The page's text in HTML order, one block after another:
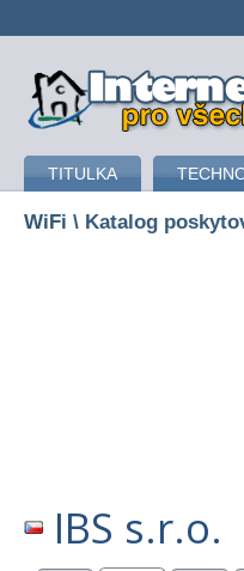
připojení k
TITULKA
WiFi \ Katalog
IBS s.r.o.